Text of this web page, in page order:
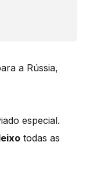
a Rússia,
especial.
todas as